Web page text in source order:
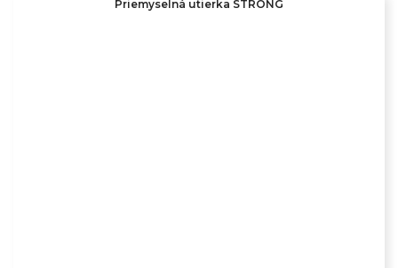
Priemyselná utierka STRONG